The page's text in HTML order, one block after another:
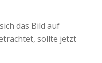
das Bild auf
sollte jetzt